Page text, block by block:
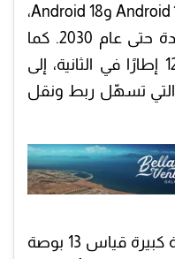
مباشرة، مع وعد بتحديثه إلى Android 17 وAndroid 18،
إضافة إلى تحديثات أمنية ممتدة حتى عام 2030. كما
يدعم تشغيل الألعاب حتى 120 إطارًا في الثانية، إلى
التي تسهّل ربط ونقل
Pad 70 Pro بشاشة كبيرة قياس 13 بوصة